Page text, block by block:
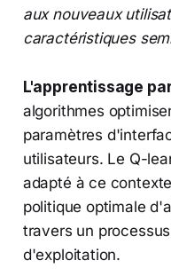
aux nouveaux
caractéristiques
L'apprentissage
algorithmes
paramètres
utilisateurs. Le Q-
adapté à ce
politique optimale
travers un
d'exploitation.